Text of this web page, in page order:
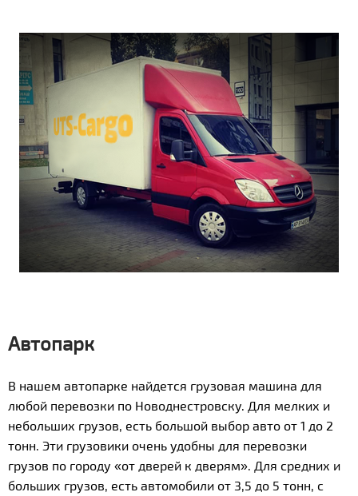
Автопарк
В нашем автопарке найдется грузовая машина для
любой перевозки по Новоднестровску. Для мелких и
небольших грузов, есть большой выбор авто от 1 до 2
тонн. Эти грузовики очень удобны для перевозки
грузов по городу «от дверей к дверям». Для средних и
больших грузов, есть автомобили от 3,5 до 5 тонн, с